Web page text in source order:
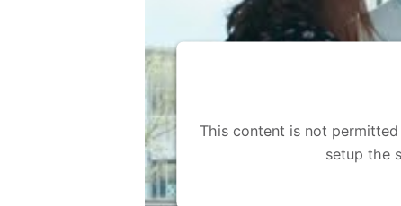
This content is not
setup the